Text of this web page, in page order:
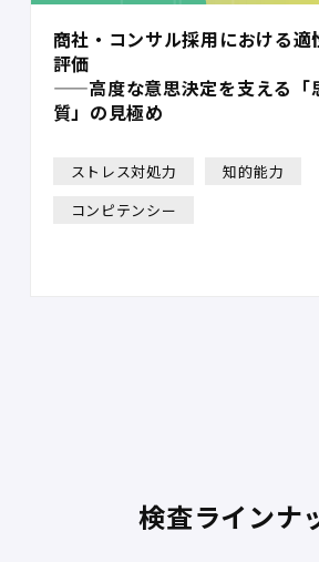
商社・コンサル採用における
評価
——高度な意思決定を支える「
質」の見極め
ストレス対処力
知的能力
コンピテンシー
検査ラインナ